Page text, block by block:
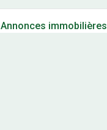
Annonces immobilières